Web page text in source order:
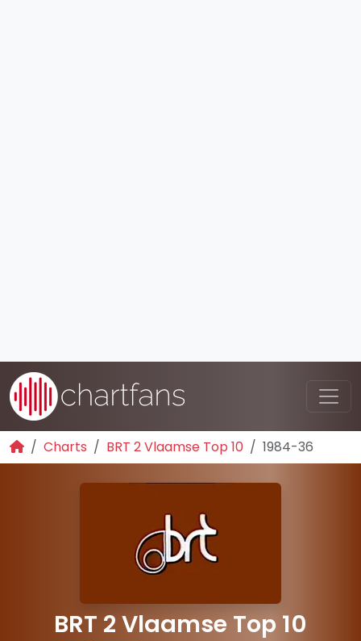
Charts BRT 2 Vlaamse Top 10 1984-36
BRT 2 Vlaamse Top 10